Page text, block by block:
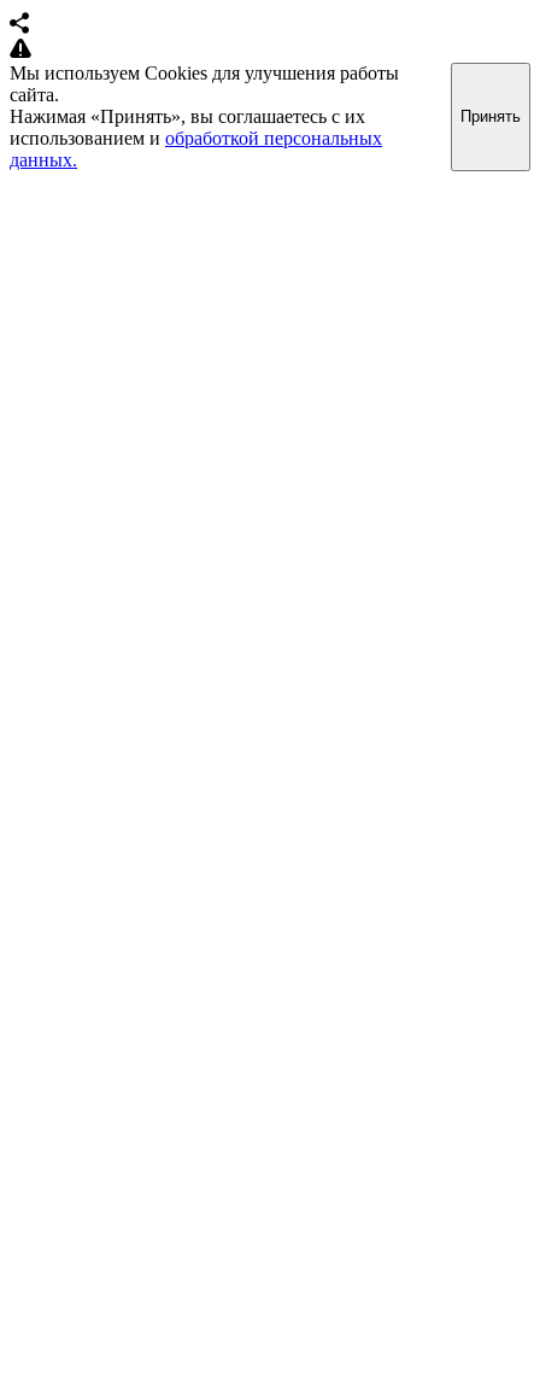
Мы используем Cookies для улучшения работы
сайта.
Нажимая «Принять», вы соглашаетесь с их
использованием и обработкой персональных
данных.
Принять